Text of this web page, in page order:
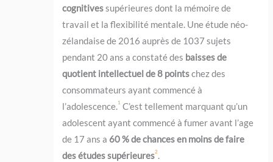
cognitivessupérieures dont la mémoire de
travail et la flexibilité mentale. Une étude néo-
zélandaise de 2016 auprès de 1037 sujets
pendant 20 ans a constaté des baisses de
quotient intellectuel de 8 pointschez des
consommateurs ayant commencé à
l’adolescence.1 C’est tellement marquant qu’un
adolescent ayant commencé à fumer avant l’age
de 17 ans a 60 % de chances en moins de faire
des études supérieures2 .